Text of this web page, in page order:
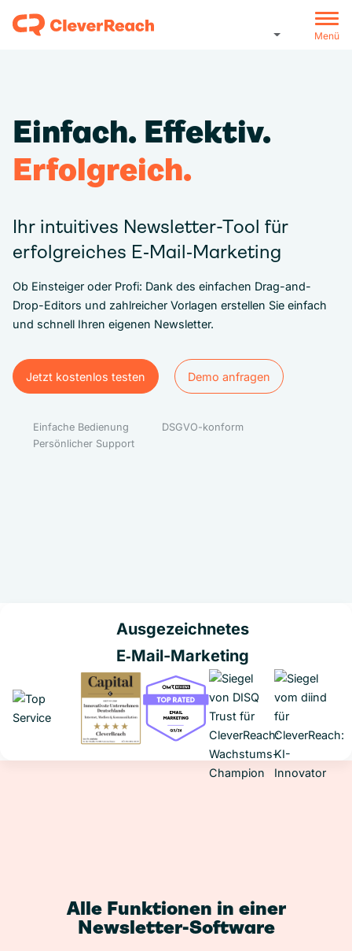
Menü
Einfach. Effektiv.
Erfolgreich.
Ihr intuitives Newsletter-Tool für
erfolgreiches E‑Mail‑Marketing
Ob Einsteiger oder Profi: Dank des einfachen Drag-and-
Drop-Editors und zahlreicher Vorlagen erstellen Sie einfach
und schnell Ihren eigenen Newsletter.
Jetzt kostenlos testen
Jetzt kostenlos testen
Demo anfragen
Demo anfragen
Einfache Bedienung
DSGVO-konform
Persönlicher Support
Ausgezeichnetes
E‑Mail-Marketing
Alle Funktionen in einer
Newsletter-Software